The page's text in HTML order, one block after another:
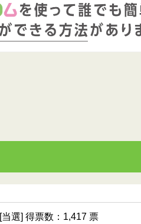
[当選] 得票数：1,417 票